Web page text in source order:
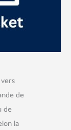
de
de
la